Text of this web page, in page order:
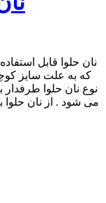
نان حلوا قابل
که به علت سایز
نوع نان حلوا
می شود . از نان حلوا